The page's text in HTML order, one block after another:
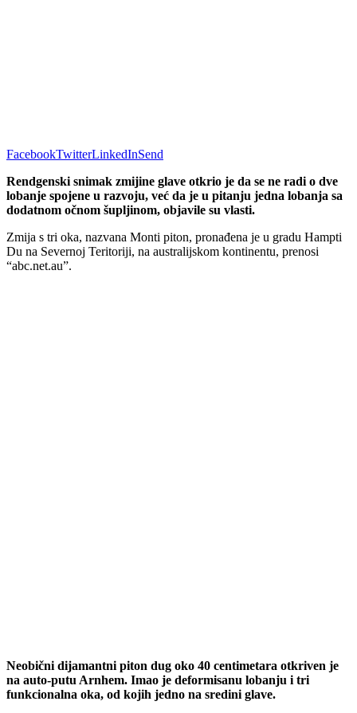
FacebookTwitterLinkedInSend
Rendgenski snimak zmijine glave otkrio je da se ne radi o dve
lobanje spojene u razvoju, već da je u pitanju jedna lobanja sa
dodatnom očnom šupljinom, objavile su vlasti.
Zmija s tri oka, nazvana Monti piton, pronađena je u gradu Hampti
Du na Severnoj Teritoriji, na australijskom kontinentu, prenosi
“abc.net.au”.
Neobični dijamantni piton dug oko 40 centimetara otkriven je
na auto-putu Arnhem. Imao je deformisanu lobanju i tri
funkcionalna oka, od kojih jedno na sredini glave.